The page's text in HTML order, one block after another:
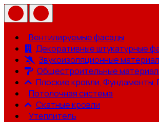
Вентилируемые фасады
Декоративные штукатурные
Звукоизоляционные
Общестроительные
Плоские кровли, Фундаменты,
Потолочная система
Скатные кровли
Утеплитель